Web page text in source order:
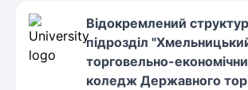
Відокремлений
підрозділ
торговельно-
коледж Державного